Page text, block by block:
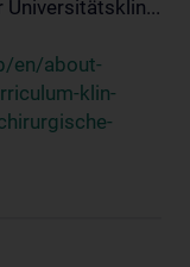
Universitätsklin...
en/about-
klin-